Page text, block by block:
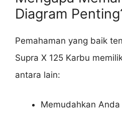
Diagram
Pemahaman yang baik
Supra X 125 Karbu
antara lain:
Memudahkan